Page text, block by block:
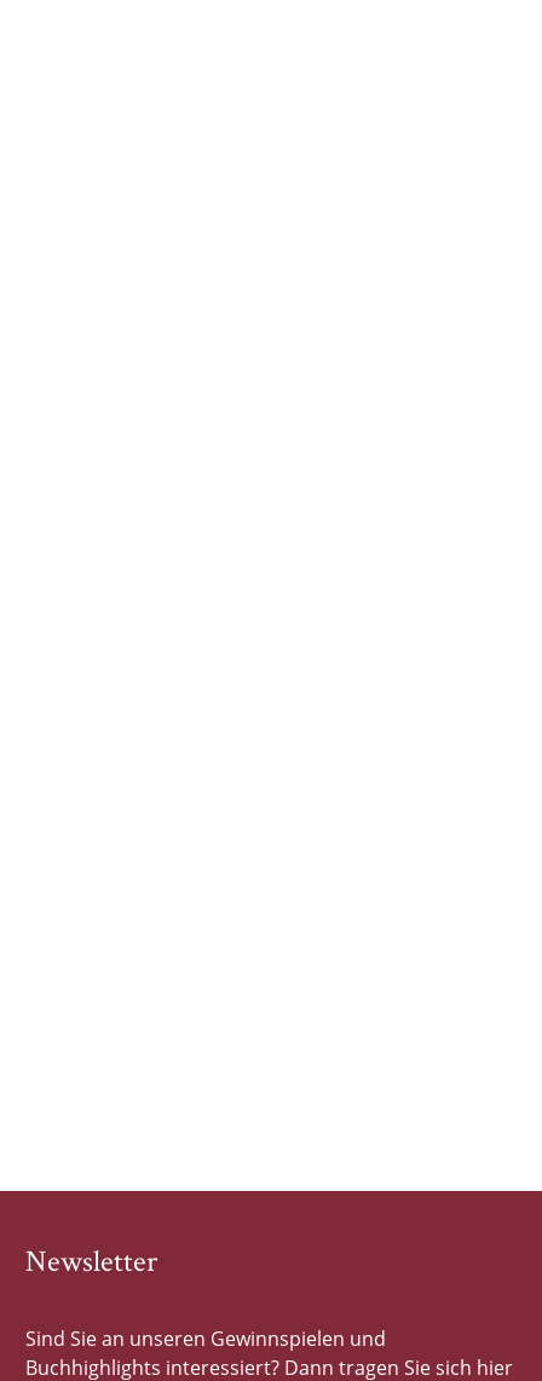
Newsletter
Sind Sie an unseren Gewinnspielen und
Buchhighlights interessiert? Dann tragen Sie sich hier